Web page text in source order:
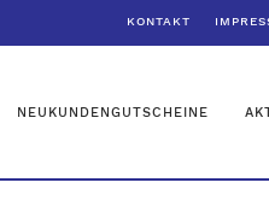
KONTAKT
NEUKUNDENGUTSCHEINE